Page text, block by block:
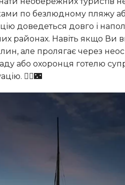
по безлюдному пляжу
доведеться довго і
районах. Навіть якщо Ви
але пролягає через
або охоронця готелю
🚶‍♀️🌃